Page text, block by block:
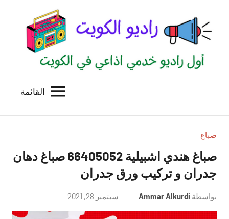
المحتوى
الكويت
للاعلانات
بالكويت
القائمة
صباغ
صباغ هندي اشبيلية 66405052 صباغ دهان
جدران و تركيب ورق جدران
بواسطة Ammar Alkurdi سبتمبر 28, 2021
توجد